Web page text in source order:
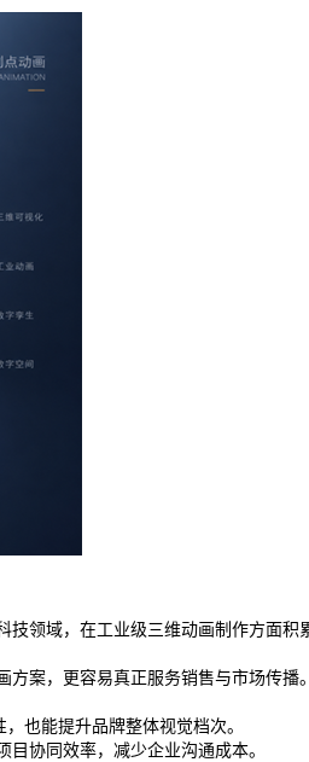
领域，在工业级三维动画制作方面积
案，更容易真正服务销售与市场传播。
也能提升品牌整体视觉档次。
协同效率，减少企业沟通成本。